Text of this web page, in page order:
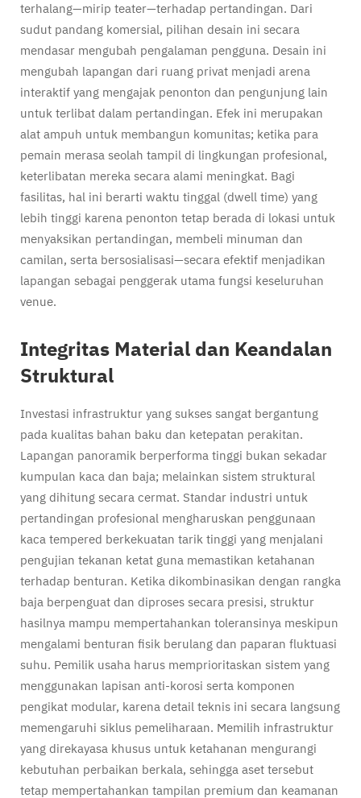
terhalang—mirip teater—terhadap pertandingan. Dari
sudut pandang komersial, pilihan desain ini secara
mendasar mengubah pengalaman pengguna. Desain ini
mengubah lapangan dari ruang privat menjadi arena
interaktif yang mengajak penonton dan pengunjung lain
untuk terlibat dalam pertandingan. Efek ini merupakan
alat ampuh untuk membangun komunitas; ketika para
pemain merasa seolah tampil di lingkungan profesional,
keterlibatan mereka secara alami meningkat. Bagi
fasilitas, hal ini berarti waktu tinggal (dwell time) yang
lebih tinggi karena penonton tetap berada di lokasi untuk
menyaksikan pertandingan, membeli minuman dan
camilan, serta bersosialisasi—secara efektif menjadikan
lapangan sebagai penggerak utama fungsi keseluruhan
venue.
Integritas Material dan Keandalan
Struktural
Investasi infrastruktur yang sukses sangat bergantung
pada kualitas bahan baku dan ketepatan perakitan.
Lapangan panoramik berperforma tinggi bukan sekadar
kumpulan kaca dan baja; melainkan sistem struktural
yang dihitung secara cermat. Standar industri untuk
pertandingan profesional mengharuskan penggunaan
kaca tempered berkekuatan tarik tinggi yang menjalani
pengujian tekanan ketat guna memastikan ketahanan
terhadap benturan. Ketika dikombinasikan dengan rangka
baja berpenguat dan diproses secara presisi, struktur
hasilnya mampu mempertahankan toleransinya meskipun
mengalami benturan fisik berulang dan paparan fluktuasi
suhu. Pemilik usaha harus memprioritaskan sistem yang
menggunakan lapisan anti-korosi serta komponen
pengikat modular, karena detail teknis ini secara langsung
memengaruhi siklus pemeliharaan. Memilih infrastruktur
yang direkayasa khusus untuk ketahanan mengurangi
kebutuhan perbaikan berkala, sehingga aset tersebut
tetap mempertahankan tampilan premium dan keamanan